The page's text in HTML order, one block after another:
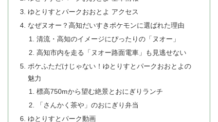
ゆとりすとパークおおとよ アクセス
なぜヌオー？高知だいすきポケモンに選ばれた理由
清流・高知のイメージにぴったりの「ヌオー」
高知市内を走る「ヌオー路面電車」も見逃せない
ポケふただけじゃない！ゆとりすとパークおおとよの
魅力
標高750mから望む絶景とおにぎりランチ
「さんかく茶や」のおにぎり弁当
ゆとりすとパーク動画